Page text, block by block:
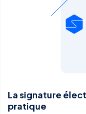
La signature
pratique